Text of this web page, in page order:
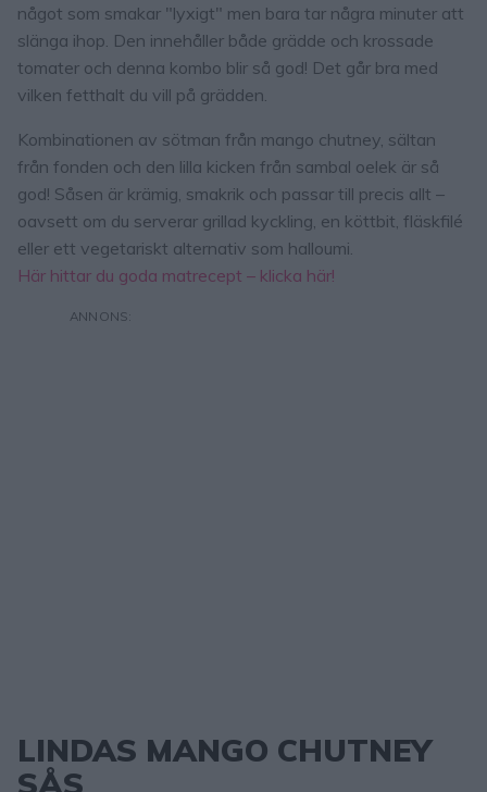
något som smakar "lyxigt" men bara tar några minuter att
slänga ihop. Den innehåller både grädde och krossade
tomater och denna kombo blir så god! Det går bra med
vilken fetthalt du vill på grädden.
Kombinationen av sötman från mango chutney, sältan
från fonden och den lilla kicken från sambal oelek är så
god! Såsen är krämig, smakrik och passar till precis allt –
oavsett om du serverar grillad kyckling, en köttbit, fläskfilé
eller ett vegetariskt alternativ som halloumi.
Här hittar du goda matrecept – klicka här!
LINDAS MANGO CHUTNEY
SÅS